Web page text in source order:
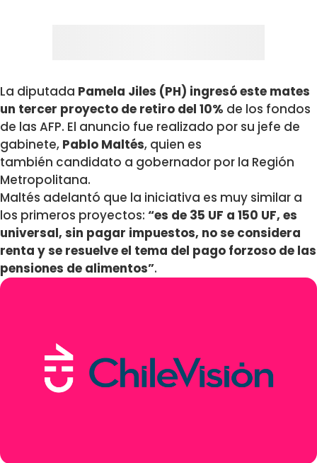
La diputada Pamela Jiles (PH) ingresó este mates
un tercer proyecto de retiro del 10% de los fondos
de las AFP. El anuncio fue realizado por su jefe de
gabinete, Pablo Maltés, quien es
también candidato a gobernador por la Región
Metropolitana.
Maltés adelantó que la iniciativa es muy similar a
los primeros proyectos: “es de 35 UF a 150 UF, es
universal, sin pagar impuestos, no se considera
renta y se resuelve el tema del pago forzoso de las
pensiones de alimentos”.